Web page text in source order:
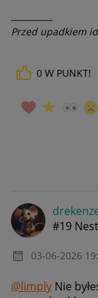
Przed upadkiem
0 W PUNKT!
#19
‎03-06-2026
@limply Nie